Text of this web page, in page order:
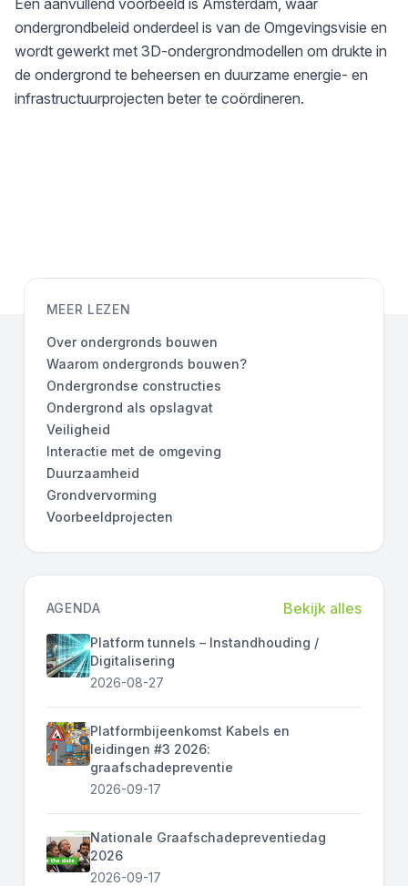
ondergrondbeleid onderdeel is van de Omgevingsvisie en
wordt gewerkt met 3D-ondergrondmodellen om drukte in
de ondergrond te beheersen en duurzame energie- en
infrastructuurprojecten beter te coördineren.
MEER LEZEN
Over ondergronds bouwen
Waarom ondergronds bouwen?
Ondergrondse constructies
Ondergrond als opslagvat
Veiligheid
Interactie met de omgeving
Duurzaamheid
Grondvervorming
Voorbeeldprojecten
AGENDA Bekijk alles
Platform tunnels – Instandhouding /
Digitalisering
2026-08-27
Platformbijeenkomst Kabels en
leidingen #3 2026:
graafschadepreventie
2026-09-17
Nationale Graafschadepreventiedag
2026
2026-09-17